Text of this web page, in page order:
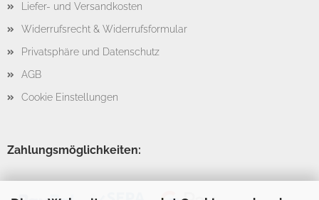
Liefer- und Versandkosten
Widerrufsrecht & Widerrufsformular
Privatsphäre und Datenschutz
AGB
Cookie Einstellungen
Zahlungsmöglichkeiten: